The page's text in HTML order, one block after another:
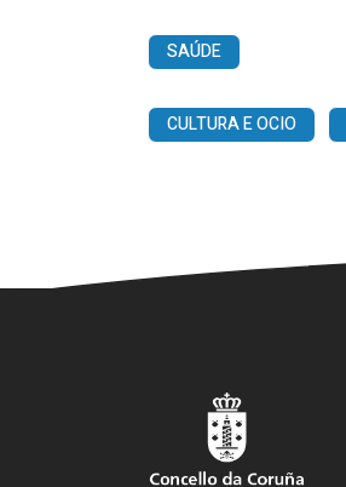
SAÚDE
CULTURA E OCIO